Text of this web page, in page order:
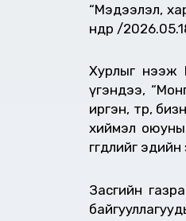
“Мэдээлэл,
өнөөдөр /
Хурлыг нээж
үгэндээ,
иргэн, төр,
хиймэл
өгөгдлийг
Засгийн